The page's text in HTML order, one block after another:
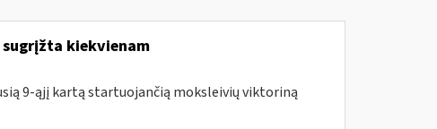
kiekvienam
9-ąjį kartą startuojančią moksleivių viktoriną